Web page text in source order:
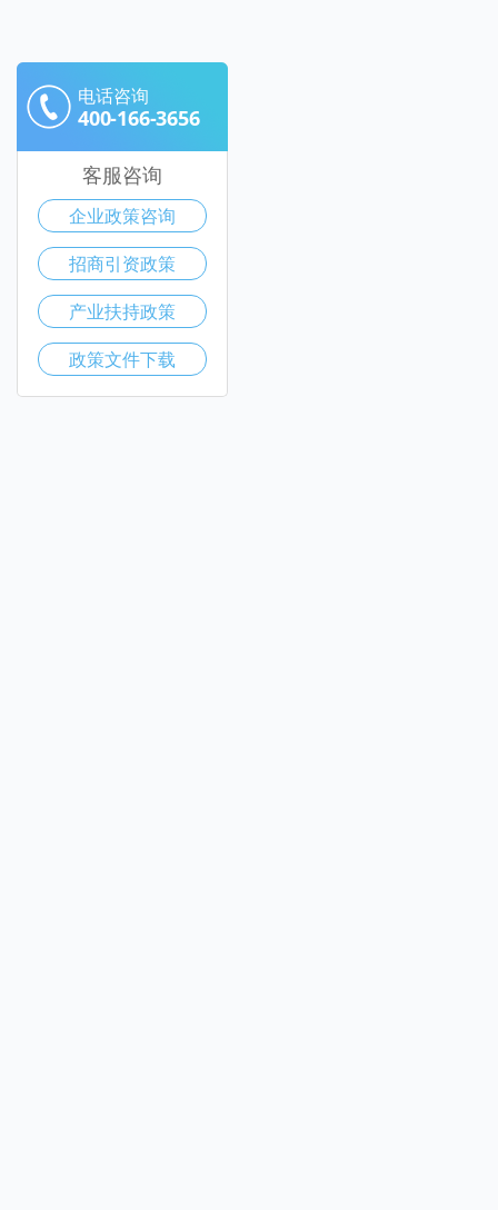
电话咨询
400-166-3656
客服咨询
企业政策咨询
招商引资政策
产业扶持政策
政策文件下载